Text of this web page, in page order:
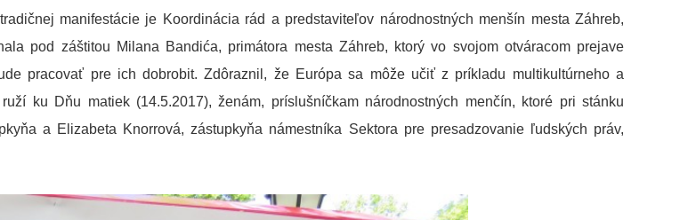
manifestácie je Koordinácia rád a predstaviteľov národnostných menšín mesta Záhreb,
pod záštitou Milana Bandića, primátora mesta Záhreb, ktorý vo svojom otváracom prejave
pracovať pre ich dobrobit. Zdôraznil, že Európa sa môže učiť z príkladu multikultúrneho a
ku Dňu matiek (14.5.2017), ženám, príslušníčkam národnostných menčín, ktoré pri stánku
a Elizabeta Knorrová, zástupkyňa námestníka Sektora pre presadzovanie ľudských práv,